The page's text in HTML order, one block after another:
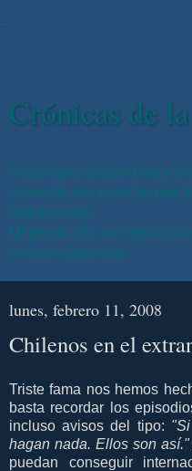
Crónicas de
Vicisitudes entrañables y
computín con poco tiempo
infinitamente.
Mi propia Isla, mi espacio
censura conocida.
lunes, febrero 11, 2008
Chilenos en el
Triste fama nos hemos
basta recordar los
incluso avisos del tipo:
hagan nada. Ellos son así."
puedan conseguir